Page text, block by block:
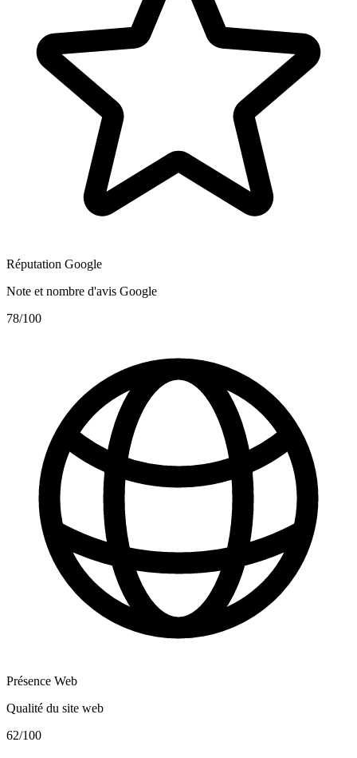
Réputation Google
Note et nombre d'avis Google
78/100
Présence Web
Qualité du site web
62/100